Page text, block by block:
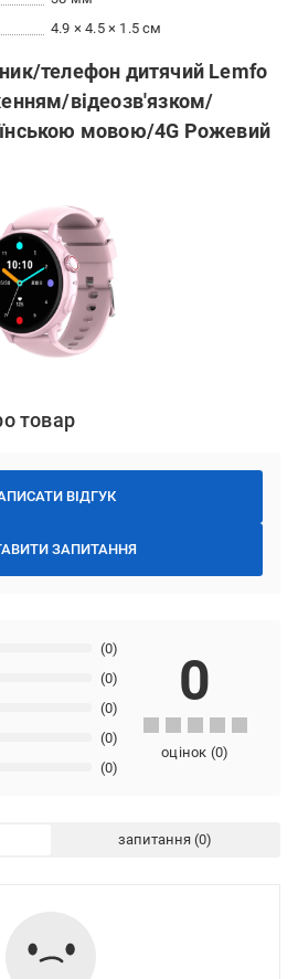
4.9 × 4.5 × 1.5 см
телефон дитячий Lemfo
відеозв'язком/
мовою/4G Рожевий
товар
ВІДГУК
ЗАПИТАННЯ
(0)
(0)
(0)
(0)
(0)
0
оцінок (0)
запитання